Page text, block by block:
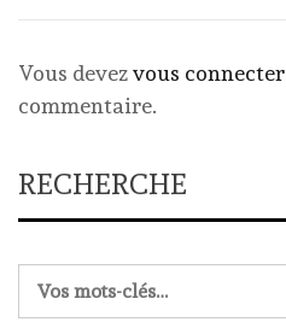
Vous devezvous connecter
commentaire.
RECHERCHE